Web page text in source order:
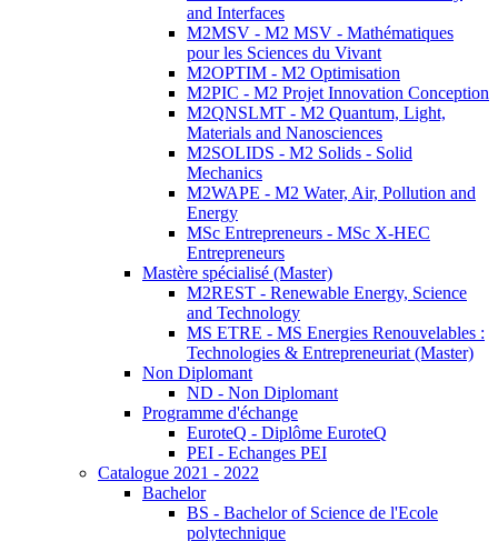
and Interfaces
M2MSV - M2 MSV - Mathématiques
pour les Sciences du Vivant
M2OPTIM - M2 Optimisation
M2PIC - M2 Projet Innovation Conception
M2QNSLMT - M2 Quantum, Light,
Materials and Nanosciences
M2SOLIDS - M2 Solids - Solid
Mechanics
M2WAPE - M2 Water, Air, Pollution and
Energy
MSc Entrepreneurs - MSc X-HEC
Entrepreneurs
Mastère spécialisé (Master)
M2REST - Renewable Energy, Science
and Technology
MS ETRE - MS Energies Renouvelables :
Technologies & Entrepreneuriat (Master)
Non Diplomant
ND - Non Diplomant
Programme d'échange
EuroteQ - Diplôme EuroteQ
PEI - Echanges PEI
Catalogue 2021 - 2022
Bachelor
BS - Bachelor of Science de l'Ecole
polytechnique